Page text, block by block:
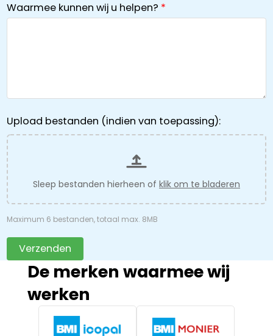
Waarmee kunnen wij u helpen?
Upload bestanden (indien van toepassing):
Sleep bestanden hierheen of klik om te bladeren
Maximum 6 bestanden, totaal max. 8MB
Verzenden
De merken waarmee wij
werken